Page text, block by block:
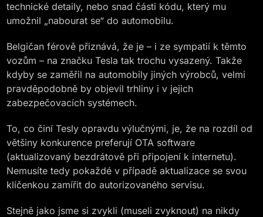
technické detaily, nebo snad části kódu, který mu
umožnil „nabourat se“ do automobilu.
Belgičan férově přiznává, že je – i ze sympatií k těmto
vozům – na značku Tesla tak trochu vysazený. Takže
kdyby se zaměřil na automobily jiných výrobců, velmi
pravděpodobně by objevil trhliny i v jejich
zabezpečovacích systémech.
To, co činí Tesly opravdu výlučnými, je, že na rozdíl od
většiny konkurence preferují OTA software
(aktualizovaný bezdrátově při připojení k internetu).
Nemusíte tedy pokaždé v případě aktualizace se svou
klíčenkou zamířit do autorizovaného servisu.
Stejně jako jsme si zvykli (museli zvyknout) na nikdy